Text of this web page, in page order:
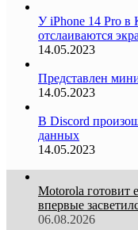
У iPhone 14 Pro в
отслаиваются
14.05.2023
Представлен
14.05.2023
В Discord
данных
14.05.2023
Motorola готовит
впервые
06.08.2026